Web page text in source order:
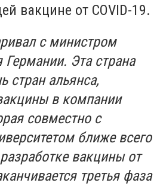
вакцине от COVID-19.
с министром
Германии. Эта страна
стран альянса,
в компании
совместно с
ближе всего
вакцины от
третья фаза